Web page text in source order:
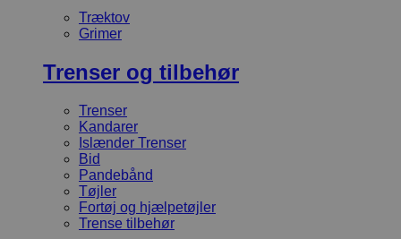
Træktov
Grimer
Trenser og tilbehør
Trenser
Kandarer
Islænder Trenser
Bid
Pandebånd
Tøjler
Fortøj og hjælpetøjler
Trense tilbehør